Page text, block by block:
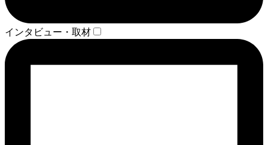
インタビュー・取材